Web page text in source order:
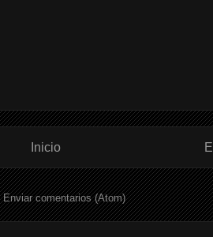
Inicio
Enviar comentarios (Atom)